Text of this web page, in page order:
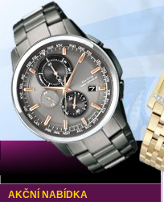
AKČNÍ NABÍDKA